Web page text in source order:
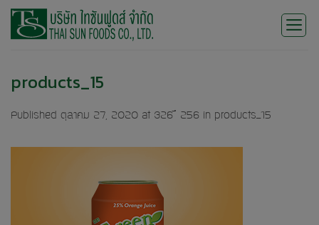
Skip
products_15
Published ตุลาคม 27, 2020 at 326 × 256 in products_15